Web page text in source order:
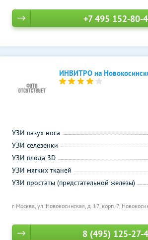
+7 495 152-80-
ИНВИТРО на
г. Москва, ул. Новокосинская, д. 17, корп. 7,
УЗИ пазух носа
УЗИ селезенки
УЗИ плода 3D
УЗИ мягких тканей
УЗИ простаты (предстательной железы)
8 (495) 125-27-